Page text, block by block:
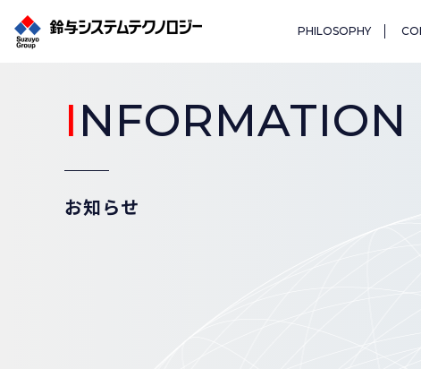
PHILOSOPHY
INFORMATION
お知らせ